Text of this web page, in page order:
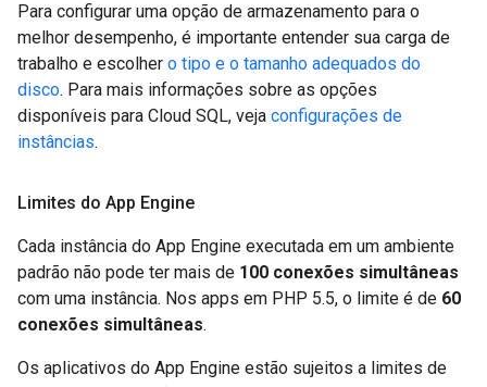
Para configurar uma opção de armazenamento para o
melhor desempenho, é importante entender sua carga de
trabalho e escolher o tipo e o tamanho adequados do
disco. Para mais informações sobre as opções
disponíveis para Cloud SQL, veja configurações de
instâncias.
Limites do App Engine
Cada instância do App Engine executada em um ambiente
padrão não pode ter mais de 100 conexões simultâneas
com uma instância. Nos apps em PHP 5.5, o limite é de 60
conexões simultâneas.
Os aplicativos do App Engine estão sujeitos a limites de